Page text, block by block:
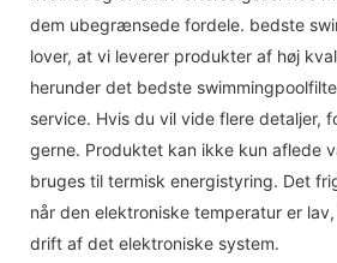
dem ubegrænsede fordele. bedste
lover, at vi leverer produkter af høj
herunder det bedste
service. Hvis du vil vide flere detaljer,
gerne. Produktet kan ikke kun aflede
bruges til termisk energistyring. Det
når den elektroniske temperatur er
drift af det elektroniske system.